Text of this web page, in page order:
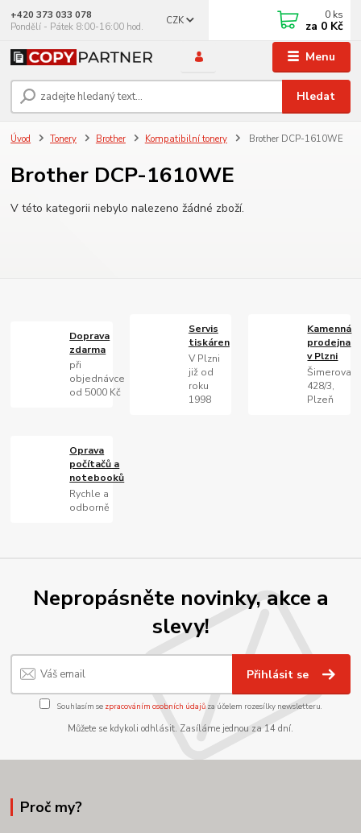
Menu
CZK
Hledat
+420 373 033 078
Pondělí - Pátek 8:00-16:00 hod.
0 ks
za 0 Kč
Úvod Tonery Brother Kompatibilní tonery Brother DCP-1610WE
Brother DCP-1610WE
V této kategorii nebylo nalezeno žádné zboží.
Doprava
zdarma
při
objednávce
od 5000 Kč
Servis
tiskáren
V Plzni
již od
roku
1998
Kamenná
prodejna
v Plzni
Šimerova
428/3,
Plzeň
Oprava
počítačů a
notebooků
Rychle a
odborně
Nepropásněte novinky, akce a
slevy!
Přihlásit se
Souhlasím se zpracováním osobních údajůza účelem rozesílky newsletteru.
Můžete se kdykoli odhlásit. Zasíláme jednou za 14 dní.
Proč my?